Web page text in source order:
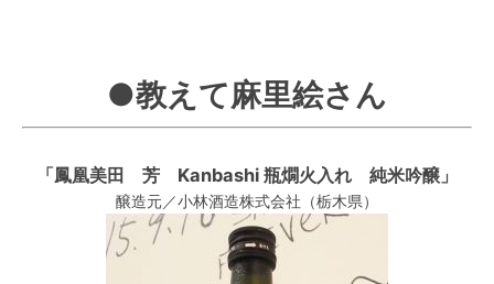
●教えて麻里絵さん
「鳳凰美田 芳 Kanbashi 瓶燗火入れ 純米吟醸」
醸造元／小林酒造株式会社（栃木県）